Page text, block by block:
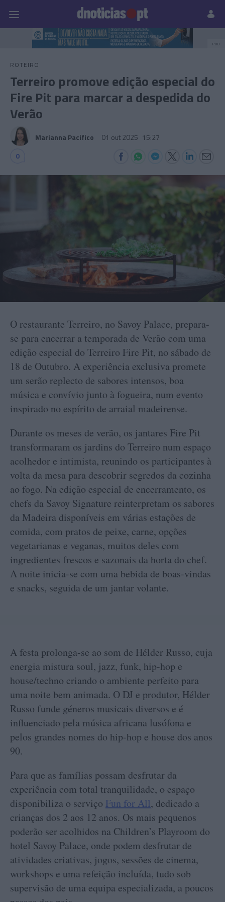
Prazeres Paisagens
PUB
ROTEIRO
Terreiro promove edição especial do
Fire Pit para marcar a despedida do
Verão
Marianna Pacifico 01 out 2025 15:27
0
O restaurante Terreiro, no Savoy Palace, prepara-
se para encerrar a temporada de Verão com uma
edição especial do Terreiro Fire Pit, no sábado de
18 de Outubro. A experiência exclusiva promete
um serão replecto de sabores intensos, boa
música e convívio junto à fogueira, num evento
inspirado no espírito de arraial madeirense.
Durante os meses de verão, os jantares Fire Pit
transformaram os jardins do Terreiro num espaço
acolhedor e intimista, reunindo os participantes à
volta da mesa para descobrir segredos da cozinha
ao fogo. Na edição especial de encerramento, os
chefs da Savoy Signature reinterpretam os sabores
da Madeira disponíveis em várias estações de
comida, com pratos de peixe, carne, opções
vegetarianas e veganas, muitos deles com
ingredientes frescos e sazonais da horta do chef.
A noite inicia-se com uma bebida de boas-vindas
e snacks, seguida de um jantar volante.
A festa prolonga-se ao som de Hélder Russo, cuja
energia mistura soul, jazz, funk, hip-hop e
house/techno criando o ambiente perfeito para
uma noite bem animada. O DJ e produtor, Hélder
Russo funde géneros musicais diversos e é
influenciado pela música africana lusófona e
pelos grandes nomes do hip-hop e house dos anos
90.
Para que as famílias possam desfrutar da
experiência com total tranquilidade, o espaço
disponibiliza o serviço Fun for All, dedicado a
crianças dos 2 aos 12 anos. Os mais pequenos
poderão ser acolhidos na Children’s Playroom do
hotel Savoy Palace, onde podem desfrutar de
atividades criativas, jogos, sessões de cinema,
workshops e uma refeição incluída, tudo sob
supervisão de uma equipa especializada, a poucos